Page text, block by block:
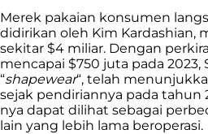
Merek pakaian konsumen
didirikan oleh Kim Kardashian,
sekitar $4 miliar. Dengan
mencapai $750 juta pada 2023,
“shapewear“, telah
sejak pendiriannya pada tahun
nya dapat dilihat sebagai
lain yang lebih lama beroperasi.